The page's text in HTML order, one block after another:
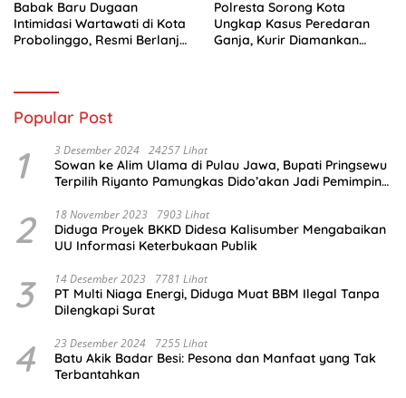
Babak Baru Dugaan
Intimidasi Wartawati di Kota
Probolinggo, Resmi Berlanjut
Polresta Sorong Kota
Ungkap Kasus Peredaran
Ganja, Kurir Diamankan
Popular Post
1 3 Desember 2024 24257 Lihat
Sowan ke Alim Ulama di Pulau Jawa, Bupati Pringsewu
Terpilih Riyanto Pamungkas Dido’akan Jadi Pemimpin
2 18 November 2023 7903 Lihat
Diduga Proyek BKKD Didesa Kalisumber Mengabaikan
UU Informasi Keterbukaan Publik
3 14 Desember 2023 7781 Lihat
PT Multi Niaga Energi, Diduga Muat BBM Ilegal Tanpa
Dilengkapi Surat
4 23 Desember 2024 7255 Lihat
Batu Akik Badar Besi: Pesona dan Manfaat yang Tak
Terbantahkan